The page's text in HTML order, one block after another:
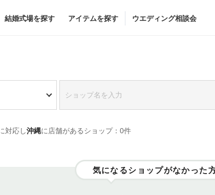
結婚式場を探す アイテムを探す
（メーカー直
会場装花
フラワーショップ一覧 ブライダルエステ
ウエディング相談会
対応し沖縄に店舗があるショップ：0件
気になるショップがなかった